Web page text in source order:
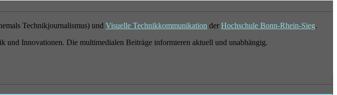
Technikjournalismus) und Visuelle Technikkommunikation der Hochschule Bonn-Rhein-Sieg.
und Innovationen. Die multimedialen Beiträge informieren aktuell und unabhängig.